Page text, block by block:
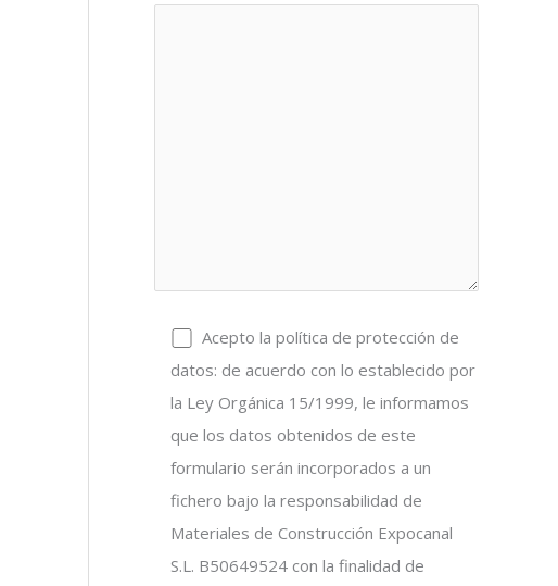
Acepto la política de protección de
datos: de acuerdo con lo establecido por
la Ley Orgánica 15/1999, le informamos
que los datos obtenidos de este
formulario serán incorporados a un
fichero bajo la responsabilidad de
Materiales de Construcción Expocanal
S.L. B50649524 con la finalidad de